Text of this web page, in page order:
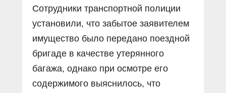
Сотрудники транспортной полиции
установили, что забытое заявителем
имущество было передано поездной
бригаде в качестве утерянного
багажа, однако при осмотре его
содержимого выяснилось, что